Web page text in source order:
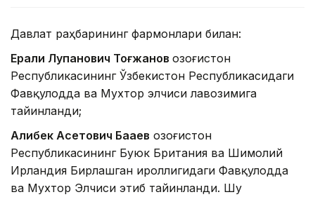
Давлат раҳбарининг фармонлари билан:
Ерали Луқпанович Тоғжанов Қозоғистон
Республикасининг Ўзбекистон Республикасидаги
Фавқулодда ва Мухтор элчиси лавозимига
тайинланди;
Алибек Асетович Бақаев Қозоғистон
Республикасининг Буюк Британия ва Шимолий
Ирландия Бирлашган Қироллигидаги Фавқулодда
ва Мухтор Элчиси этиб тайинланди. Шу